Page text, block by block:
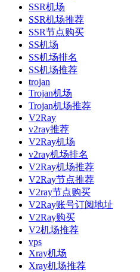
SSR机场
SSR机场推荐
SSR节点购买
SS机场
SS机场排名
SS机场推荐
trojan
Trojan机场
Trojan机场推荐
V2Ray
v2ray推荐
V2Ray机场
v2ray机场排名
V2Ray机场推荐
V2Ray节点推荐
V2ray节点购买
V2Ray账号订阅地址
V2Ray购买
V2机场推荐
vps
Xray机场
Xray机场推荐